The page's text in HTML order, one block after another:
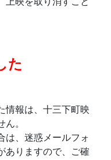
た
情報は、十三下町映
。
は、迷惑メールフォ
ありますので、ご確